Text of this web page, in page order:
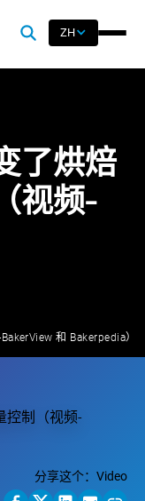
ZH
了烘焙
视频-
和 Bakerpedia）
分享这个： Video